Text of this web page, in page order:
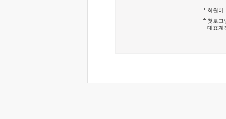
회원이
첫로그
대표계